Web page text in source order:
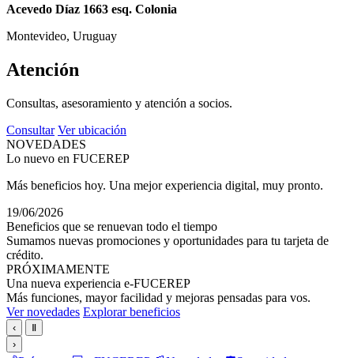
Acevedo Díaz 1663 esq. Colonia
Montevideo, Uruguay
Atención
Consultas, asesoramiento y atención a socios.
Consultar Ver ubicación
NOVEDADES
Lo nuevo en FUCEREP
Más beneficios hoy. Una mejor experiencia digital, muy pronto.
19/06/2026
Beneficios que se renuevan todo el tiempo
Sumamos nuevas promociones y oportunidades para tu tarjeta de
crédito.
PRÓXIMAMENTE
Una nueva experiencia e-FUCEREP
Más funciones, mayor facilidad y mejoras pensadas para vos.
Ver novedades Explorar beneficios
‹
Ⅱ
›